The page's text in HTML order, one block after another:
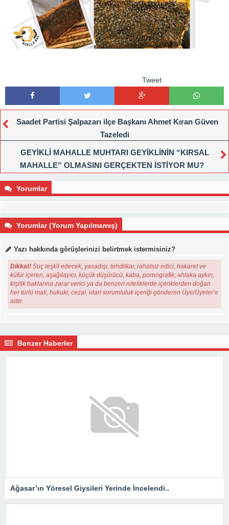
Tweet
Saadet Partisi Şalpazarı ilçe Başkanı Ahmet Kıran Güven
Tazeledi
GEYİKLİ MAHALLE MUHTARI GEYİKLİNİN “KIRSAL
MAHALLE” OLMASINI GERÇEKTEN İSTİYOR MU?
Yorumlar
Yorumlar (Yorum Yapılmamış)
Yazı hakkında görüşlerinizi belirtmek istermisiniz?
Dikkat! Suç teşkil edecek, yasadışı, tehditkar, rahatsız edici, hakaret ve
küfür içeren, aşağılayıcı, küçük düşürücü, kaba, pornografik, ahlaka aykırı,
kişilik haklarına zarar verici ya da benzeri niteliklerde içeriklerden doğan
her türlü mali, hukuki, cezai, idari sorumluluk içeriği gönderen Üye/Üyeler’e
aittir.
Benzer Haberler
Ağasar’ın Yöresel Giysileri Yerinde İncelendi..